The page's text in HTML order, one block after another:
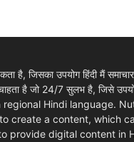
है, जिसका उपयोग हिंदी मैं समाचार
है जो 24/7 सुलभ है, जिसे
regional Hindi language.
create a content, which
provide digital content in